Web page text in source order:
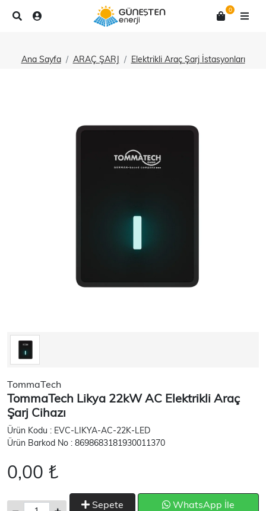
0
Ana Sayfa ARAÇ ŞARJ Elektrikli Araç Şarj İstasyonları
TommaTech
TommaTech Likya 22kW AC Elektrikli Araç
Şarj Cihazı
Ürün Kodu : EVC-LIKYA-AC-22K-LED
Ürün Barkod No : 8698683181930011370
0,00 ₺
Sepete
WhatsApp İle